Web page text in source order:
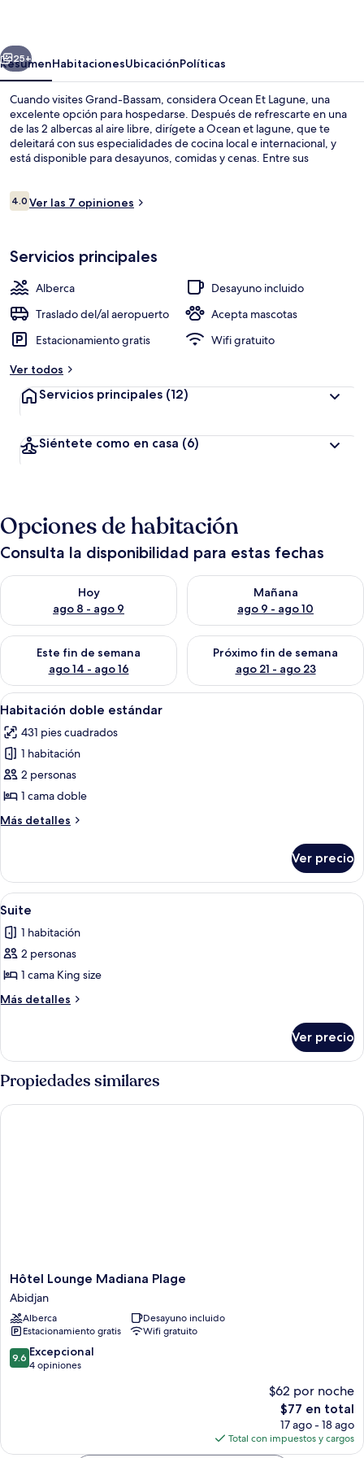
Siguiente
25+
ResumenHabitacionesUbicaciónPolíticas
Cuando visites Grand-Bassam, considera Ocean Et Lagune, una
excelente opción para hospedarse. Después de refrescarte en una
de las 2 albercas al aire libre, dirígete a Ocean et lagune, que te
deleitará con sus especialidades de cocina local e internacional, y
está disponible para desayunos, comidas y cenas. Entre sus
Opiniones
4.04.0 de 10,
Ver las 7 opiniones
Servicios principales
Alberca
Desayuno incluido
Traslado del/al aeropuerto
Acepta mascotas
Estacionamiento gratis
Wifi gratuito
Ver todos
Servicios principales (12)
Siéntete como en casa (6)
Opciones de habitación
Consulta la disponibilidad para estas fechas
Hoy
ago 8 - ago 9
Consulta la disponibilidad para hoy ago 8 - ago 9
Mañana
ago 9 - ago 10
Consulta la disponibilidad
Este fin de semana
ago 14 - ago 16
Consulta la disponibilidad para este fin de semana ago 14 -
Próximo fin de semana
ago 21 - ago 23
Consulta la disponibilidad
Abrir
todas
las
fotos
de
Habitación
doble
estándar
Una habitación con cama, sofá, una
6
Habitación doble estándar
431 pies cuadrados
1 habitación
2 personas
1 cama doble
Más detalles
Más
doble
estándar
Ver precio
Abrir
todas
las
fotos
de
Suite
7
Suite
1 habitación
2 personas
1 cama King size
Más detalles
Más
Ver precio
Propiedades similares
Hôtel
Lounge
Madiana
Plage
Abidjan
Hôtel Lounge Madiana Plage
Abidjan
Alberca
Desayuno incluido
Estacionamiento gratis
Wifi gratuito
9.6
de
9.6 Excepcional
4 opiniones
$62 por noche
El
precio
actual
es
$77 en total
17 ago - 18 ago
Total con impuestos y cargos
Hôtel Lounge Madiana Plage